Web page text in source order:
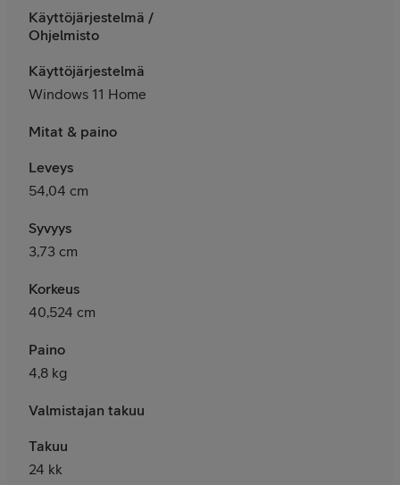
Käyttöjärjestelmä /
Ohjelmisto
Käyttöjärjestelmä
Windows 11 Home
Mitat & paino
Leveys
54,04 cm
Syvyys
3,73 cm
Korkeus
40,524 cm
Paino
4,8 kg
Valmistajan takuu
Takuu
24 kk